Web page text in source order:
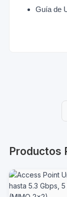
Guía de
Productos